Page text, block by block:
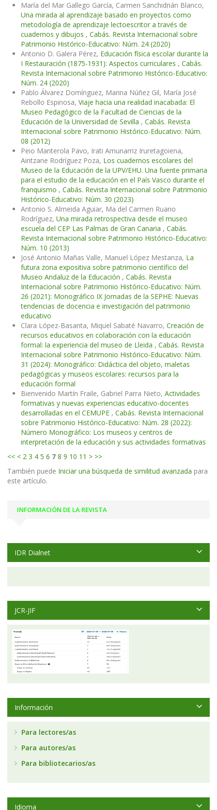
María del Mar Gallego García, Carmen Sanchidrián Blanco,
Una mirada al aprendizaje basado en proyectos como
metodología de aprendizaje lectoescritor a través de
cuadernos y dibujos , Cabás. Revista Internacional sobre
Patrimonio Histórico-Educativo: Núm. 24 (2020)
Antonio D. Galera Pérez, Educación física escolar durante la
I Restauración (1875-1931): Aspectos curriculares , Cabás.
Revista Internacional sobre Patrimonio Histórico-Educativo:
Núm. 24 (2020)
Pablo Álvarez Domínguez, Marina Núñez Gil, María José
Rebollo Espinosa, Viaje hacia una realidad inacabada: El
Museo Pedagógico de la Facultad de Ciencias de la
Educación de la Universidad de Sevilla , Cabás. Revista
Internacional sobre Patrimonio Histórico-Educativo: Núm.
08 (2012)
Peio Manterola Pavo, Irati Amunarriz Iruretagoiena,
Aintzane Rodríguez Poza, Los cuadernos escolares del
Museo de la Educación de la UPV/EHU. Una fuente primaria
para el estudio de la educación en el País Vasco durante el
franquismo , Cabás. Revista Internacional sobre Patrimonio
Histórico-Educativo: Núm. 30 (2023)
Antonio S. Almeida Aguiar, Ma del Carmen Ruano
Rodríguez, Una mirada retrospectiva desde el museo
escuela del CEP Las Palmas de Gran Canaria , Cabás.
Revista Internacional sobre Patrimonio Histórico-Educativo:
Núm. 10 (2013)
José Antonio Mañas Valle, Manuel López Mestanza, La
futura zona expositiva sobre patrimonio científico del
Museo Andaluz de la Educación , Cabás. Revista
Internacional sobre Patrimonio Histórico-Educativo: Núm.
26 (2021): Monográfico IX Jornadas de la SEPHE: Nuevas
tendencias de docencia e investigación del patrimonio
educativo
Clara López-Basanta, Miquel Sabaté Navarro, Creación de
recursos educativos en colaboración con la educación
formal: la experiencia del museo de Lleida , Cabás. Revista
Internacional sobre Patrimonio Histórico-Educativo: Núm.
31 (2024): Monográfico: Didáctica del objeto, maletas
pedagógicas y museos escolares: recursos para la
educación formal
Bienvenido Martín Fraile, Gabriel Parra Nieto, Actividades
formativas y nuevas experiencias educativo-docentes
desarrolladas en el CEMUPE , Cabás. Revista Internacional
sobre Patrimonio Histórico-Educativo: Núm. 28 (2022):
Número Monográfico: Los museos y centros de
interpretación de la educación y sus actividades formativas
<< < 2 3 4 5 6 7 8 9 10 11 > >>
También puede Iniciar una búsqueda de similitud avanzada para
este artículo.
INFORMACIÓN DE LA REVISTA
IDR Dialnet
JCR-JIF
Información
Para lectores/as
Para autores/as
Para bibliotecarios/as
Idioma